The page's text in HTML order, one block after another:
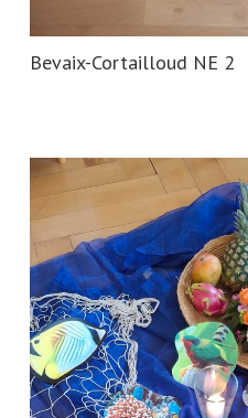
Bevaix-Cortailloud NE 2